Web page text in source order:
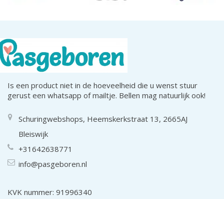
Is een product niet in de hoeveelheid die u wenst stuur
gerust een whatsapp of mailtje. Bellen mag natuurlijk ook!
Schuringwebshops, Heemskerkstraat 13, 2665AJ
Bleiswijk
+31642638771
info@pasgeboren.nl
KVK nummer: 91996340